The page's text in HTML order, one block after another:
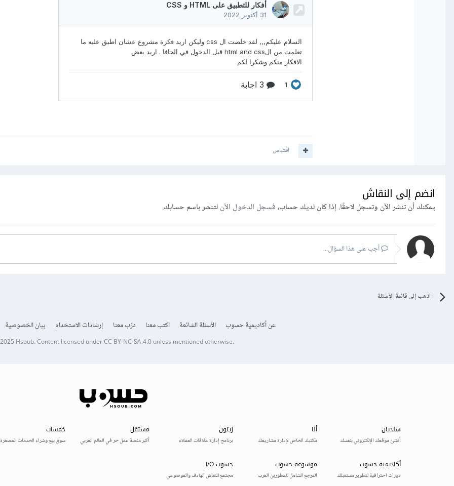
اقتباس
انضم إلى النقاش
يمكنك أن تنشر الآن وتسجل لاحقًا. إذا كان لديك حساب،فسجل الدخول الآنلتنشر باسم حسابك.
أجب على هذا السؤال...
اذهب إلى قائمة الأسئلة
عن أكاديمية حسوب الأسئلة الشائعة اكتب معنا درّب معنا إرشادات الاستخدام بيان الخصوصية
Hsoub.Content licensed underCC BY-NC-SA 4.0unless mentioned otherwise.